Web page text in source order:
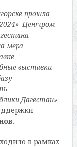
прошла
Центром
мера
выставки
Дагестан»,
в рамках